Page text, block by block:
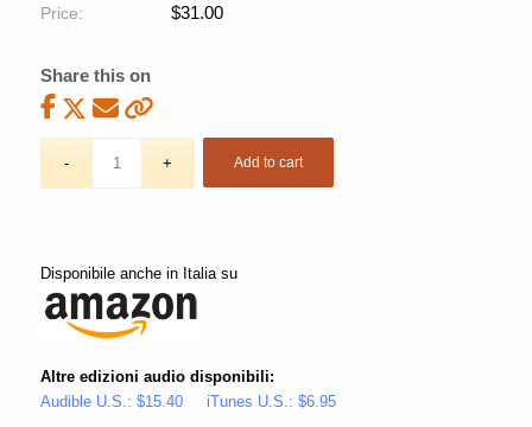
Price:
$31.00
Share this on
Add to cart
Disponibile anche in Italia su
Altre edizioni audio disponibili:
Audible U.S.: $15.40
iTunes U.S.: $6.95